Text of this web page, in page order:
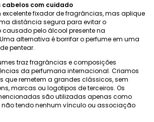
cabelos com cuidado
excelente fixador de fragrâncias, mas aplique
distância segura para evitar o
causado pelo álcool presente na
alternativa é borrifar o perfume em uma
pentear.
traz fragrâncias e composições
da perfumaria internacional. Criamos
que remetem a grandes clássicos, sem
marcas ou logotipos de terceiros. Os
são utilizadas apenas como
não tendo nenhum vínculo ou associação